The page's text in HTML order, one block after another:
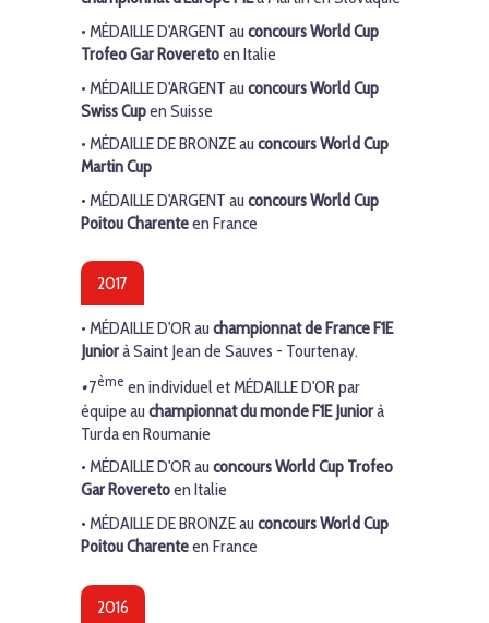
• MÉDAILLE D'ARGENT au concours World Cup
Trofeo Gar Roveretoen Italie
• MÉDAILLED'ARGENT au concours World Cup
Swiss Cupen Suisse
• MÉDAILLE DE BRONZEau concours World Cup
Martin Cup
• MÉDAILLED'ARGENT au concours World Cup
Poitou Charenteen France
2017
• MÉDAILLE D'ORau championnat de France F1E
Juniorà Saint Jean de Sauves - Tourtenay.
•7ème en individuel etMÉDAILLE D'ORpar
équipe au championnat du monde F1E Juniorà
Turda en Roumanie
• MÉDAILLE D'ORau concours World Cup Trofeo
Gar Roveretoen Italie
• MÉDAILLEDE BRONZEau concours World Cup
Poitou Charenteen France
2016